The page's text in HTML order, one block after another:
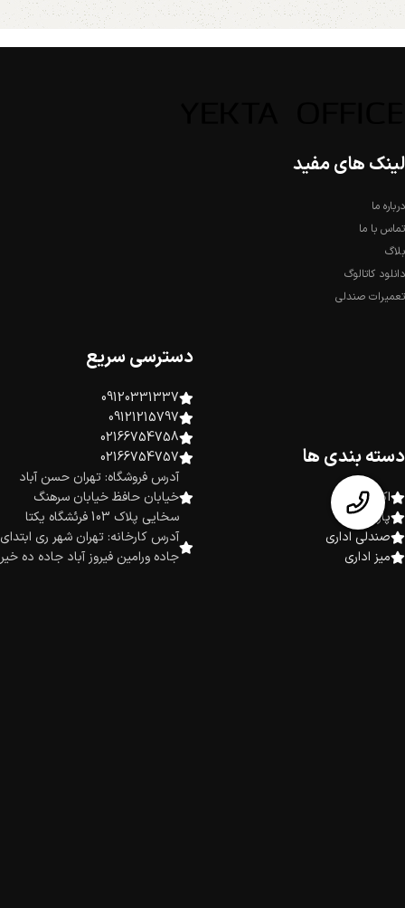
لینک های مفید
درباره ما
تماس با ما
بلاگ
دانلود کاتالوگ
تعمیرات صندلی
دسته بندی ها
اکسسوری
پارتیشن
صندلی اداری
میز اداری
دسترسی سریع
09120331337
09121215797
02166754758
02166754757
آدرس فروشگاه: تهران حسن آباد
خیابان حافظ خیابان سرهنگ
سخایی پلاک 103 فرئشگاه یکتا
آدرس کارخانه: تهران شهر ری ابتدای
جاده ورامین فیروز آباد جاده ده خیر